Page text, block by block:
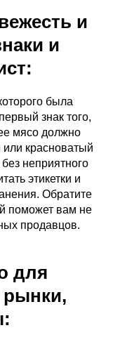
и
и
была
знак того,
мясо должно
или красноватый
неприятного
этикетки и
Обратите
поможет вам не
продавцов.
для